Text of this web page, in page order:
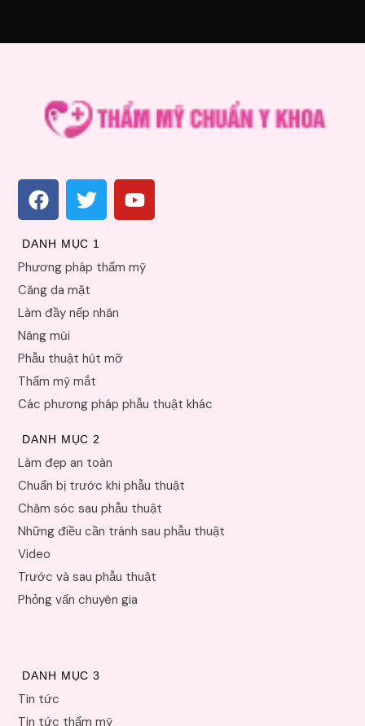
DANH MỤC 1
Phương pháp thẩm mỹ
Căng da mặt
Làm đầy nếp nhăn
Nâng mũi
Phẫu thuật hút mỡ
Thẩm mỹ mắt
Các phương pháp phẫu thuật khác
DANH MỤC 2
Làm đẹp an toàn
Chuẩn bị trước khi phẫu thuật
Chăm sóc sau phẫu thuật
Những điều cần tránh sau phẫu thuật
Video
Trước và sau phẫu thuật
Phỏng vấn chuyên gia
DANH MỤC 3
Tin tức
Tin tức thẩm mỹ